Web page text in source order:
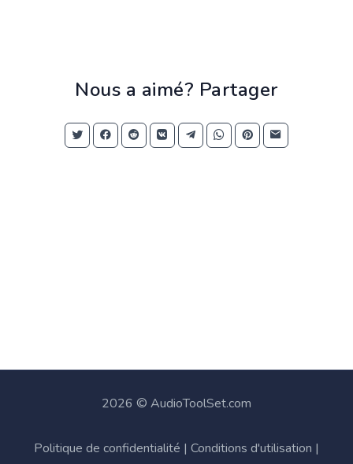
Nous a aimé? Partager
2026 © AudioToolSet.com
Politique de confidentialité | Conditions d'utilisation |